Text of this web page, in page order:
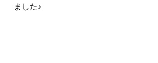
ました♪